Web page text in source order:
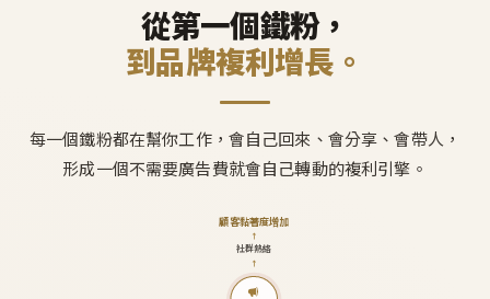
從第一個鐵粉，
到品牌複利增長。
每一個鐵粉都在幫你工作，會自己回來、會分享、會帶人，
形成一個不需要廣告費就會自己轉動的複利引擎。
↑
社群熱絡
↑
顧客黏著度增加